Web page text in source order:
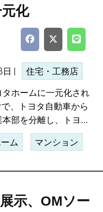
化
| 住宅・工務店
タホームに一元化され
、トヨタ自動車から
部を分離し、トヨ...
ム マンション
示、OMソー